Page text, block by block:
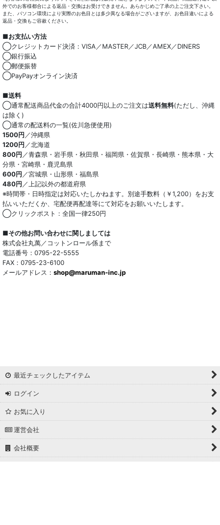
外でのお客様都合による返品・交換はお受けできません。あらかじめご了承の上ご注文下さい。
また、パソコン環境により実際のお色目とは多少異なる場合がございますが、お色目違いによる
返品・交換もご容赦ください。
■お支払い方法
◯クレジットカード決済：VISA／MASTER／JCB／AMEX／DINERS
◯銀行振込
◯郵便振替
◯PayPayオンライン決済
■送料
◯通常配送商品代金の合計4000円以上のご注文は送料無料(ただし、沖縄
は除く)
◯通常の配送料の一覧(佐川急便使用)
1500円／沖縄県
1200円／北海道
800円／青森県・岩手県・秋田県・福岡県・佐賀県・長崎県・熊本県・大
分県・宮崎県・鹿児島県
600円／宮城県・山形県・福島県
480円／上記以外の都道府県
※時間帯・日時指定は対応いたしかねます。別途手数料（￥1,200）をお支
払いいただくか、宅配便再配達等にて対応をお願いいたします。
◯クリックポスト：全国一律250円
■その他お問い合わせに関しましては
株式会社丸萬／コットンロール係まで
電話番号：0795-22-5555
FAX：0795-23-6100
メールアドレス： shop@maruman-inc.jp
最近チェックしたアイテム
ログイン
お気に入り
運営会社
会社概要